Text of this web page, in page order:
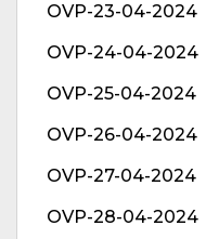
OVP-23-04-2024
OVP-24-04-2024
OVP-25-04-2024
OVP-26-04-2024
OVP-27-04-2024
OVP-28-04-2024